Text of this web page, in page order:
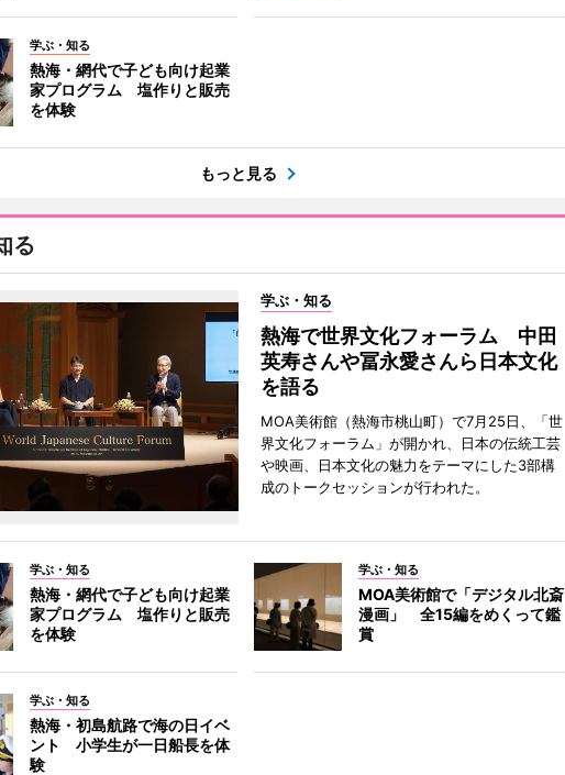
学ぶ・知る
熱海・網代で子ども向け起業
家プログラム 塩作りと販売
を体験
もっと見る
る
学ぶ・知る
熱海で世界文化フォーラム 中田
英寿さんや冨永愛さんら日本文化
を語る
MOA美術館（熱海市桃山町）で7月25日、「世
界文化フォーラム」が開かれ、日本の伝統工芸
や映画、日本文化の魅力をテーマにした3部構
成のトークセッションが行われた。
学ぶ・知る
熱海・網代で子ども向け起業
家プログラム 塩作りと販売
を体験
学ぶ・知る
MOA美術館で「デジタル北斎
漫画」 全15編をめくって鑑
賞
学ぶ・知る
熱海・初島航路で海の日イベ
ント 小学生が一日船長を体
験